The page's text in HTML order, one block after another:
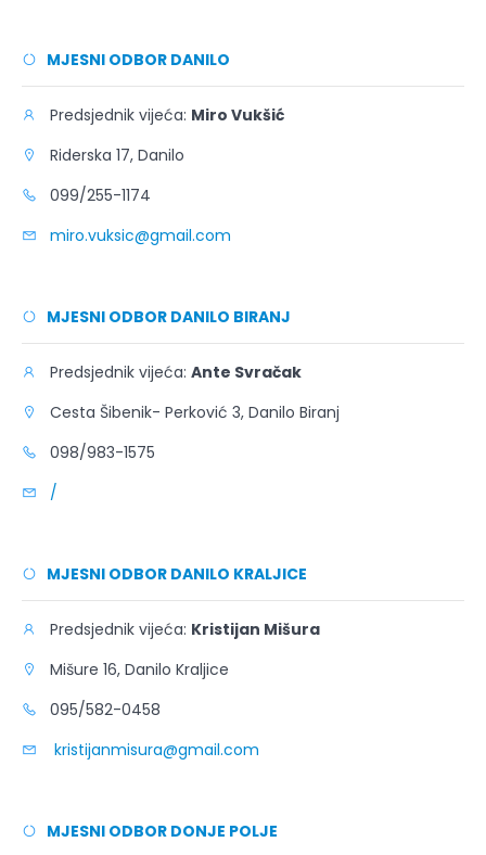
MJESNI ODBOR DANILO
Predsjednik vijeća: Miro Vukšić
Riderska 17, Danilo
099/255-1174
miro.vuksic@gmail.com
MJESNI ODBOR DANILO BIRANJ
Predsjednik vijeća: Ante Svračak
Cesta Šibenik- Perković 3, Danilo Biranj
098/983-1575
/
MJESNI ODBOR DANILO KRALJICE
Predsjednik vijeća: Kristijan Mišura
Mišure 16, Danilo Kraljice
095/582-0458
kristijanmisura@gmail.com
MJESNI ODBOR DONJE POLJE